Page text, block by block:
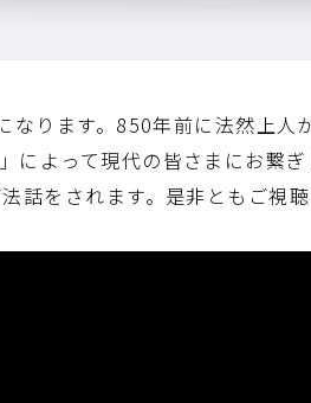
ります。850年前に法然上
よって現代の皆さまにお繋ぎ
話をされます。是非ともご視聴